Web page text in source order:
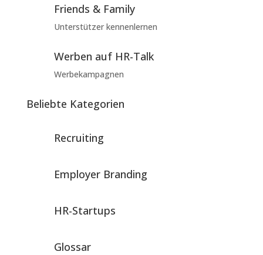
Friends & Family
Unterstützer kennenlernen
Werben auf HR-Talk
Werbekampagnen
Beliebte Kategorien
Recruiting
Employer Branding
HR-Startups
Glossar